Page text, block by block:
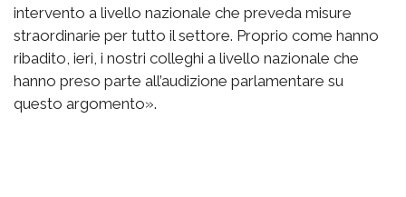
intervento a livello nazionale che preveda misure
straordinarie per tutto il settore. Proprio come hanno
ribadito, ieri, i nostri colleghi a livello nazionale che
hanno preso parte all’audizione parlamentare su
questo argomento».